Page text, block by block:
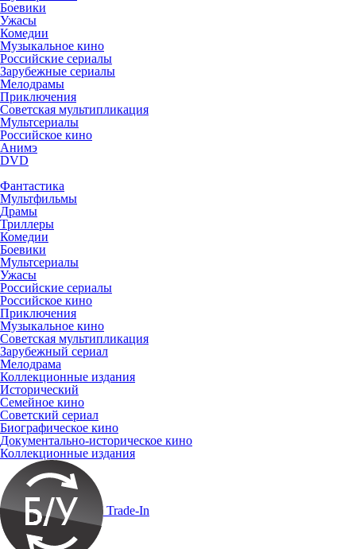
Боевики
Ужасы
Комедии
Музыкальное кино
Российские сериалы
Зарубежные сериалы
Мелодрамы
Приключения
Советская мультипликация
Мультсериалы
Российское кино
Анимэ
DVD
Фантастика
Мультфильмы
Драмы
Триллеры
Комедии
Боевики
Мультсериалы
Ужасы
Российские сериалы
Российское кино
Приключения
Музыкальное кино
Советская мультипликация
Зарубежный сериал
Мелодрама
Коллекционные издания
Исторический
Семейное кино
Советский сериал
Биографическое кино
Документально-историческое кино
Коллекционные издания
Trade-In